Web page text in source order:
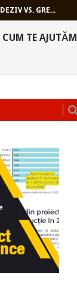
VS. GRE...
CUM TE AJUTĂM